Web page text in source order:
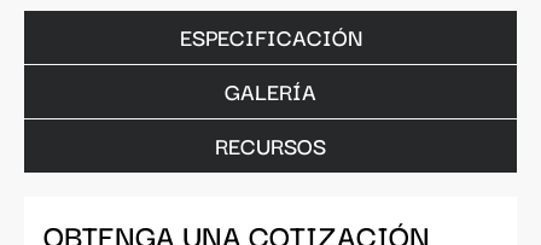
ESPECIFICACIÓN
GALERÍA
RECURSOS
OBTENGA UNA COTIZACIÓN